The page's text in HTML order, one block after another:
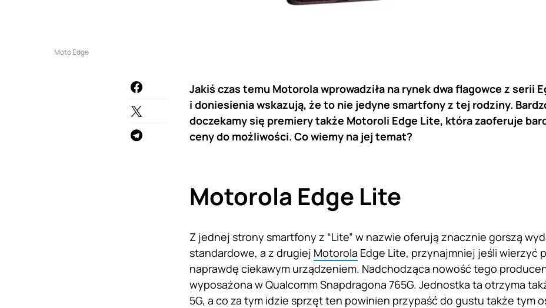
Moto Edge
Jakiś czas temu Motorola wprowadziła na rynek dwa flagowce z serii
i doniesienia wskazują, że to nie jedyne smartfony z tej rodziny.
doczekamy się premiery także Motoroli Edge Lite, która zaoferuje
ceny do możliwości. Co wiemy na jej temat?
Motorola Edge Lite
Z jednej strony smartfony z “Lite” w nazwie oferują znacznie gorszą
standardowe, a z drugiej Motorola Edge Lite, przynajmniej jeśli wierzyć
naprawdę ciekawym urządzeniem. Nadchodząca nowość tego
wyposażona w Qualcomm Snapdragona 765G. Jednostka ta otrzyma
5G, a co za tym idzie sprzęt ten powinien przypaść do gustu także tym